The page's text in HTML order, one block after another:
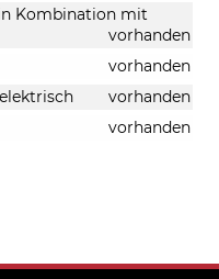
Kombination mit
vorhanden
vorhanden
vorhanden
vorhanden